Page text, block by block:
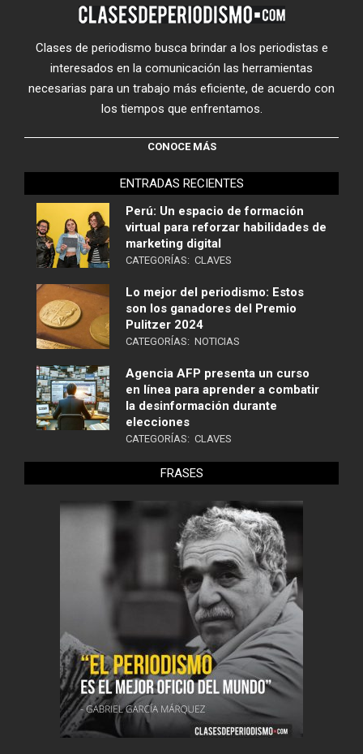
Clases de periodismo busca brindar a los periodistas e
interesados en la comunicación las herramientas
necesarias para un trabajo más eficiente, de acuerdo con
los tiempos que enfrentamos.
CONOCE MÁS
ENTRADAS RECIENTES
Perú: Un espacio de formación
virtual para reforzar habilidades de
marketing digital
CATEGORÍAS: CLAVES
Lo mejor del periodismo: Estos
son los ganadores del Premio
Pulitzer 2024
CATEGORÍAS: NOTICIAS
Agencia AFP presenta un curso
en línea para aprender a combatir
la desinformación durante
elecciones
CATEGORÍAS: CLAVES
FRASES